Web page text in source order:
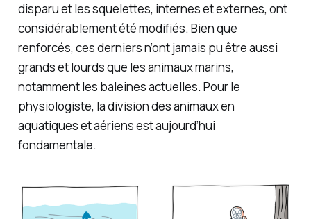
disparu et les squelettes, internes et externes, ont
considérablement été modifiés. Bien que
renforcés, ces derniers n’ont jamais pu être aussi
grands et lourds que les animaux marins,
notamment les baleines actuelles. Pour le
physiologiste, la division des animaux en
aquatiques et aériens est aujourd’hui
fondamentale.